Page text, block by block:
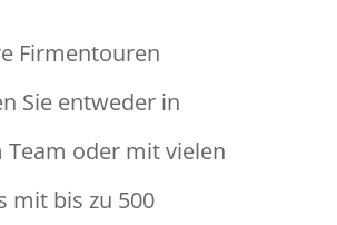
Firmentouren
Sie entweder in
Team oder mit vielen
mit bis zu 500